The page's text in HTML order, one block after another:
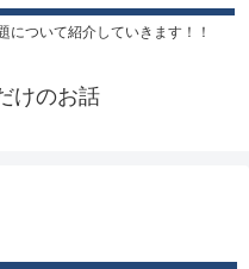
について紹介していきます！！
けのお話